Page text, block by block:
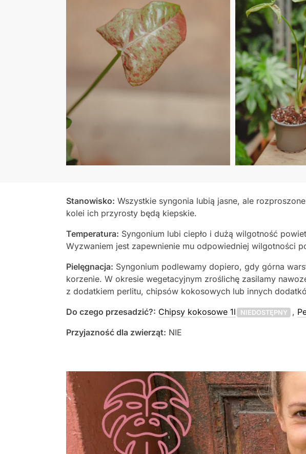
Stanowisko: Wszystkie syngonia lubią jasne, ale
kolei ich przyrosty będą kiepskie.
Temperatura: Syngonium lubi ciepło i dużą wilgotność
Wyzwaniem jest zapewnienie mu odpowiedniej wilgotności
Pielęgnacja: Syngonium podlewamy dopiero, gdy górna
korzenie. W okresie wegetacyjnym zroślichę zasilamy
z dodatkiem perlitu, chipsów kokosowych lub innych
Do czego przesadzić?: Chipsy kokosowe 1l NIEDOSTĘPNY ,
Przyjazność dla zwierząt: NIE